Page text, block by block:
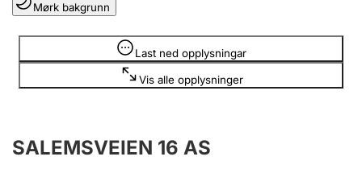
Lag og foreining
Registrere, endre, slette
Årsrekneskap
Mørk bakgrunn
Last ned opplysningar
Vis alle opplysninger
Opplysninger er skjult
SALEMSVEIEN 16 AS